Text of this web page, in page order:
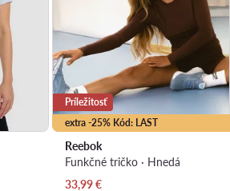
extra -25% Kód: LAST
Príležitosť
Reebok
Funkčné tričko · Hnedá
Aktuálna cena
33,99€